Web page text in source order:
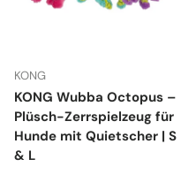
KONG
KONG Wubba Octopus –
Plüsch-Zerrspielzeug für
Hunde mit Quietscher | S
& L